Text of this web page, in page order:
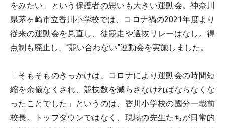
をみたい」という保護者の思いも大きい運動会。神奈川
県茅ヶ崎市立香川小学校では、コロナ禍の2021年度より
従来の運動会を見直し、徒競走や選抜リレーはなし。得
点制も廃止し、“競い合わない”運動会を実施しました。
「そもそものきっかけは、コロナにより運動会の時間短
縮を余儀なくされ、競技数を減らさなければならなくな
ったことでした」というのは、香川小学校の國分一哉前
校長。トップダウンではなく、現場の先生たちが日常的